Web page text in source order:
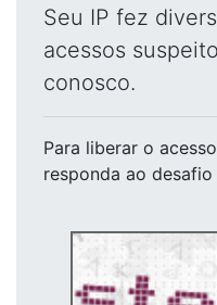
Seu IP fez
acessos
conosco.
Para liberar o acesso
responda ao desafio